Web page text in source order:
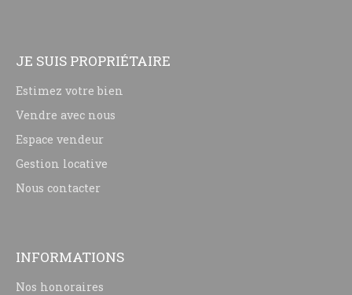
JE SUIS PROPRIÉTAIRE
Estimez votre bien
Vendre avec nous
Espace vendeur
Gestion locative
Nous contacter
INFORMATIONS
Nos honoraires